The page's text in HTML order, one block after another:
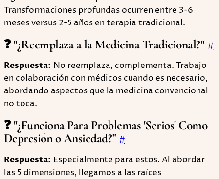
Transformaciones profundas ocurren entre 3-6
meses versus 2-5 años en terapia tradicional.
❓ "¿Reemplaza a la Medicina Tradicional?" #
Respuesta: No reemplaza, complementa. Trabajo
en colaboración con médicos cuando es necesario,
abordando aspectos que la medicina convencional
no toca.
❓ "¿Funciona Para Problemas 'Serios' Como
Depresión o Ansiedad?" #
Respuesta: Especialmente para estos. Al abordar
las 5 dimensiones, llegamos a las raíces